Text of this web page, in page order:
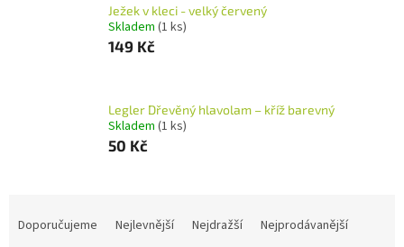
Ježek v kleci - velký červený
Skladem (1 ks)
149 Kč
Legler Dřevěný hlavolam – kříž barevný
Skladem (1 ks)
50 Kč
Doporučujeme Nejlevnější Nejdražší
Nejprodávanější